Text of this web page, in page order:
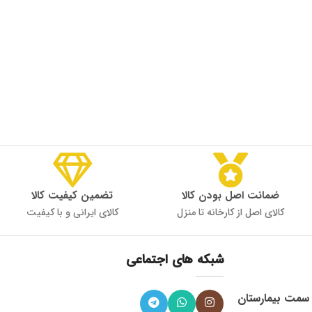
ضمانت اصل بودن کالا
کالای اصل از کارخانه تا منزل
تضمین کیفیت کالا
کالای ایرانی و با کیفیت
، میدان 9 دی به سمت بیمارستان
شبکه های اجتماعی